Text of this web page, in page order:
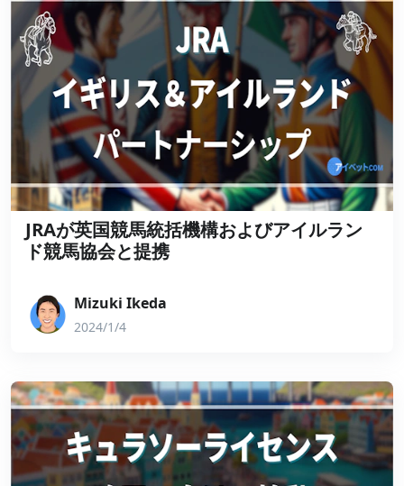
JRAが英国競馬統括機構およびアイルラン
ド競馬協会と提携
Mizuki Ikeda
2024/1/4